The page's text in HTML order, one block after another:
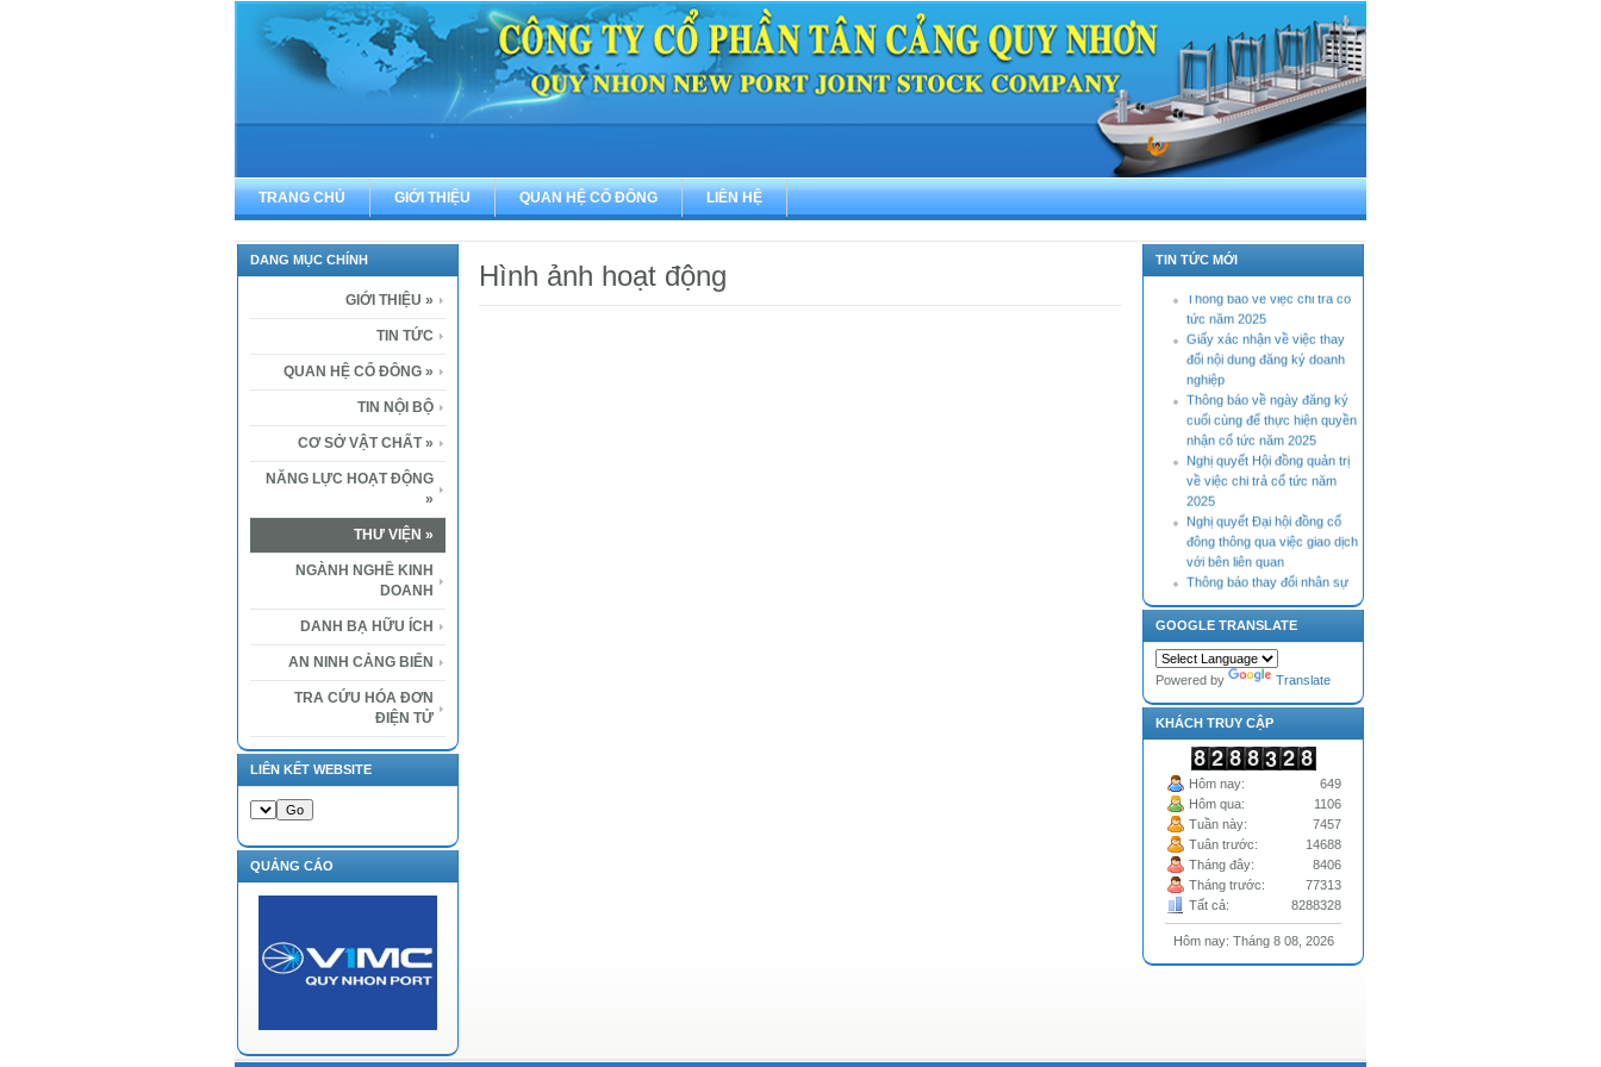
TRANG CHỦ GIỚI THIỆU QUAN HỆ CỔ ĐÔNG LIÊN HỆ
Hình ảnh hoạt động TIN TỨC MỚI
Thông báo tỷ lệ sở hữu nước
tức năm 2025
Giấy xác nhận về việc thay
đổi nội dung đăng ký doanh
nghiệp
Thông báo về ngày đăng ký
cuối cùng để thực hiện quyền
nhận cổ tức năm 2025
Nghị quyết Hội đồng quản trị
về việc chi trả cổ tức năm
2025
Nghị quyết Đại hội đồng cổ
đông thông qua việc giao dịch
với bên liên quan
Thông báo thay đổi nhân sự
theo Nghị quyết HĐQT)
Thông báo nhận Đơn từ nhiệm
của Thành viên Hội đồng quản
trị
GOOGLE TRANSLATE
Powered by Translate
KHÁCH TRUY CẬP
Hôm nay:
649
Hôm qua:
1106
Tuần này:
7457
Tuân trước:
14688
Tháng đây:
8406
Tháng trước:
77313
Tất cả:
8288328
Hôm nay: Tháng 8 08, 2026
DANG MỤC CHÍNH
GIỚI THIỆU »
TIN TỨC
QUAN HỆ CỔ ĐÔNG »
TIN NỘI BỘ
CƠ SỞ VẬT CHẤT»
NĂNG LỰC HOẠT ĐỘNG
»
THƯ VIỆN »
NGÀNH NGHỀ KINH
DOANH
DANH BẠ HỮU ÍCH
AN NINH CẢNG BIỂN
TRA CỨU HÓA ĐƠN
ĐIỆN TỬ
LIÊN KẾT WEBSITE
QUẢNG CÁO